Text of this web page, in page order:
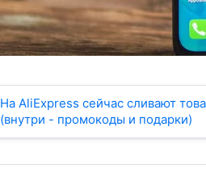
На AliExpress сейчас сливают
(внутри - промокоды и подарки)